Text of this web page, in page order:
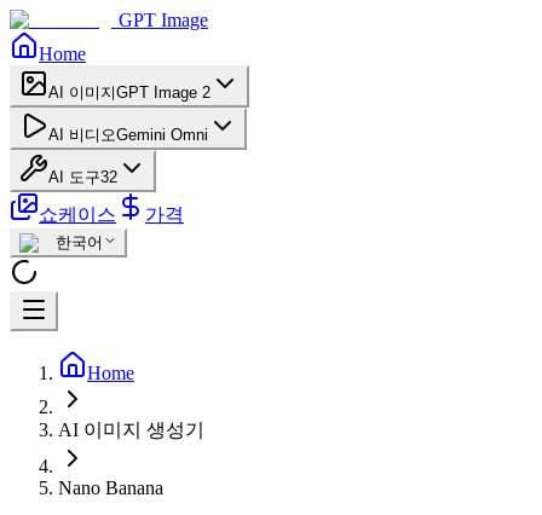
GPT Image
Home
AI 이미지GPT Image 2
AI 비디오Gemini Omni
AI 도구32
쇼케이스 가격
한국어
Home
AI 이미지 생성기
Nano Banana